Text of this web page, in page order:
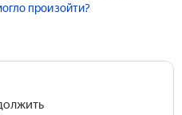
произойти?